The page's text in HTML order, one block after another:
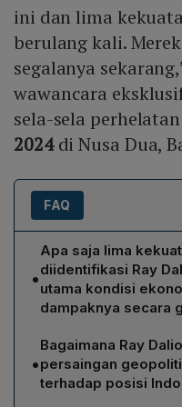
ini dan lima
berulang kali.
segalanya
wawancara
sela-sela perhelatan
2024di Nusa Dua,
FAQ
•
Apa saja lima
diidentifikasi Ray
utama kondisi
dampaknya secara
Ray Dalio
selama lima ratus
aktivitas ekonomi
menimbulkan beban
•
Bagaimana Ray
persaingan
terhadap posisi